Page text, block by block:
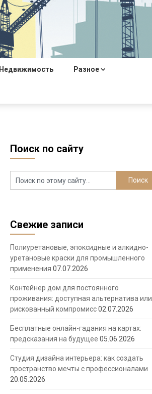
Недвижимость Разное
Поиск по сайту
Свежие записи
Полиуретановые, эпоксидные и алкидно-
уретановые краски для промышленного
применения 07.07.2026
Контейнер дом для постоянного
проживания: доступная альтернатива или
рискованный компромисс02.07.2026
Бесплатные онлайн-гадания на картах:
предсказания на будущее 05.06.2026
Студия дизайна интерьера: как создать
пространство мечты с профессионалами
20.05.2026